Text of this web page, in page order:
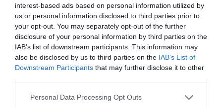
interest-based ads based on personal information utilized by
us or personal information disclosed to third parties prior to
your opt-out. You may separately opt-out of the further
disclosure of your personal information by third parties on the
IAB’s list of downstream participants. This information may
also be disclosed by us to third parties on the IAB’s List of
Downstream Participants that may further disclose it to other
Personal Data Processing Opt Outs
ΔΗΜΟΣΊΕΥΣΗ ΣΧΟΛΊΟΥ